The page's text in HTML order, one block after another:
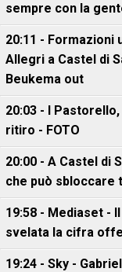
sempre con la
20:11 - Formazioni
Allegri a Castel di
Beukema out
20:03 - I
ritiro - FOTO
20:00 - A Castel di
che può sbloccare
19:58 - Mediaset -
svelata la cifra
19:24 - Sky -